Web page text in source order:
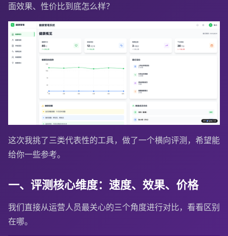
面效果、性价比到底怎么样？
这次我挑了三类代表性的工具，做了一个横向评测，希望能
给你一些参考。
一、评测核心维度：速度、效果、价格
我们直接从运营人员最关心的三个角度进行对比，看看区别
在哪。